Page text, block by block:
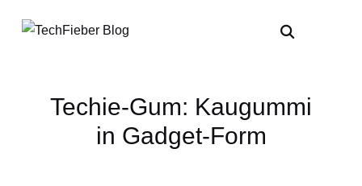
Techie-Gum: Kaugummi
in Gadget-Form